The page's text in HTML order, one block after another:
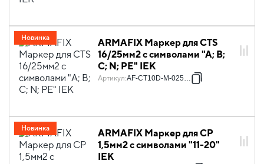
ARMAFIX Маркер для CTS
16/25мм2 с символами "A; B;
C; N; PE" IEK
Артикул:AF-CT10D-M-025-21
Новинка
ARMAFIX Маркер для CP
1,5мм2 с символами "11-20"
IEK
Новинка